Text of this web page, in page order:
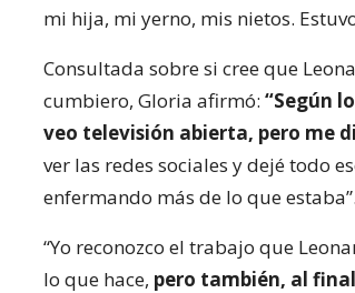
mi hija, mi yerno, mis nietos.
Consultada sobre si cree que
cumbiero, Gloria afirmó: “Según
veo televisión abierta, pero me
ver las redes sociales y dejé todo
enfermando más de lo que estaba”.
“Yo reconozco el trabajo que
lo que hace, pero también, al